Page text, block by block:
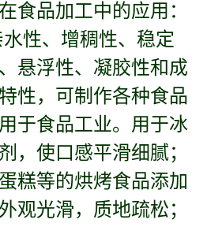
食品加工中的应用：
性、增稠性、稳定
悬浮性、凝胶性和成
性，可制作各种食品
于食品工业。用于冰
，使口感平滑细腻；
糕等的烘烤食品添加
观光滑，质地疏松；